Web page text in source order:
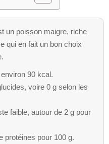
un poisson maigre, riche
qui en fait un bon choix
90 kcal.
voire 0 g selon les
faible, autour de 2 g pour
protéines pour 100 g.